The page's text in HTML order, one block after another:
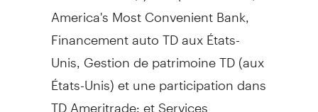
America's Most Convenient Bank,
Financement auto TD aux États-
Unis, Gestion depatrimoine TD (aux
États-Unis) et une participation dans
TD Ameritrade; et Services